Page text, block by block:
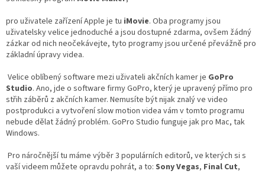
pro uživatele zařízení Apple je tu iMovie. Oba programy jsou
uživatelsky velice jednoduché a jsou dostupné zdarma, ovšem žádný
zázkar od nich neočekávejte, tyto programy jsou určené převážně pro
základní úpravy videa.
Velice oblíbený software mezi uživateli akčních kamer je GoPro
Studio. Ano, jde o software firmy GoPro, který je upravený přímo pro
střih záběrů z akčních kamer. Nemusíte být nijak znalý ve video
postprodukci a vytvoření slow motion videa vám v tomto programu
nebude dělat žádný problém. GoPro Studio funguje jak pro Mac, tak
Windows.
Pro náročnější tu máme výběr 3 populárních editorů, ve kterých si s
vaší videem můžete opravdu pohrát, a to: Sony Vegas, Final Cut,